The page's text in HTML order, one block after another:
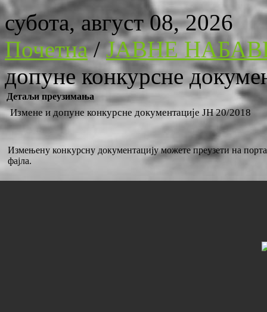
субота, август 08, 2026
Почетна/ЈАВНЕ
допуне конкурсне
Детаљи преузимања
Измене и допуне конкурсне документације ЈН 20/2018
Измењену конкурсну документацију можете преузети на
фајла.